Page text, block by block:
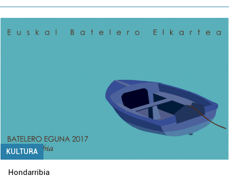
KULTURA
Hondarribia